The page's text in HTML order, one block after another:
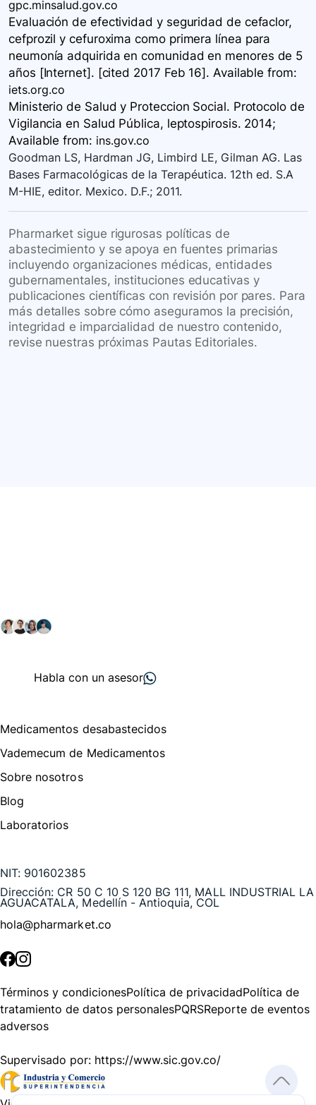
gpc.minsalud.gov.co
Evaluación de efectividad y seguridad de cefaclor,
cefprozil y cefuroxima como primera línea para
neumonía adquirida en comunidad en menores de 5
años [Internet]. [cited 2017 Feb 16]. Available from:
iets.org.co
Ministerio de Salud y Proteccion Social. Protocolo de
Vigilancia en Salud Pública, leptospirosis. 2014;
Available from: ins.gov.co
Goodman LS, Hardman JG, Limbird LE, Gilman AG. Las
Bases Farmacológicas de la Terapéutica. 12th ed. S.A
M-HIE, editor. Mexico. D.F.; 2011.
Pharmarket sigue rigurosas políticas de
abastecimiento y se apoya en fuentes primarias
incluyendo organizaciones médicas, entidades
gubernamentales, instituciones educativas y
publicaciones científicas con revisión por pares. Para
más detalles sobre cómo aseguramos la precisión,
integridad e imparcialidad de nuestro contenido,
revise nuestras próximas Pautas Editoriales.
Habla con un asesor
Medicamentos desabastecidos
Vademecum de Medicamentos
Sobre nosotros
Blog
Laboratorios
NIT: 901602385
Dirección: CR 50 C 10 S 120 BG 111, MALL INDUSTRIAL LA
AGUACATALA, Medellín - Antioquia, COL
hola@pharmarket.co
Términos y condicionesPolítica de privacidadPolítica de
tratamiento de datos personalesPQRSReporte de eventos
adversos
Supervisado por: https://www.sic.gov.co/